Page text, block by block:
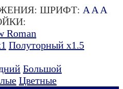
ШРИФТ: A A A
Roman
Полуторный х1.5
Большой
Цветные